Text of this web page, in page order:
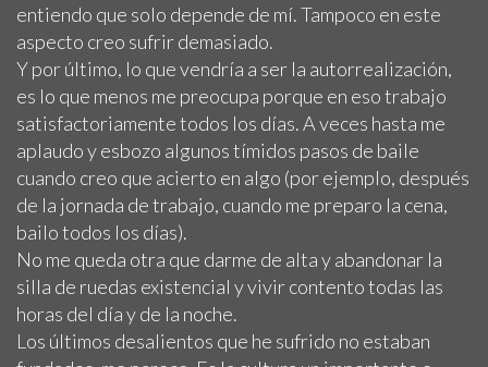
entiendo que solo depende de mí. Tampoco en este
aspecto creo sufrir demasiado.
Y por último, lo que vendría a ser la autorrealización,
es lo que menos me preocupa porque en eso trabajo
satisfactoriamente todos los días. A veces hasta me
aplaudo y esbozo algunos tímidos pasos de baile
cuando creo que acierto en algo (por ejemplo, después
de la jornada de trabajo, cuando me preparo la cena,
bailo todos los días).
No me queda otra que darme de alta y abandonar la
silla de ruedas existencial y vivir contento todas las
horas del día y de la noche.
Los últimos desalientos que he sufrido no estaban